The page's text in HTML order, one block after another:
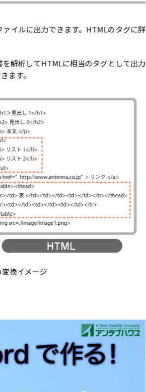
イルに出力できます。HTMLのタグに詳
解析してHTMLに相当のタグとして出力
ます。
換イメージ